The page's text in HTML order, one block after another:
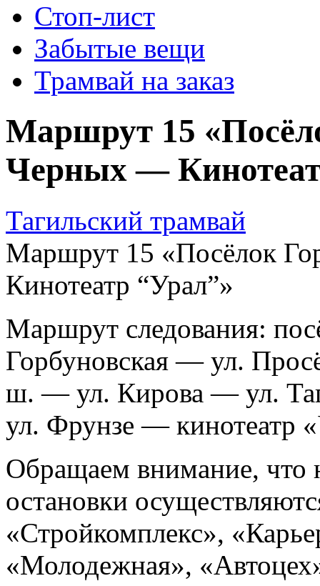
Стоп-лист
Забытые вещи
Трамвай на заказ
Маршрут 15
Черных —
Тагильский трамвай
Маршрут 15 «Посёлок
Кинотеатр “Урал”»
Маршрут следования:
Горбуновская — ул.
ш. — ул. Кирова — ул.
ул. Фрунзе — кинотеатр
Обращаем внимание, что
остановки
«Стройкомплекс»,
«Молодежная»,